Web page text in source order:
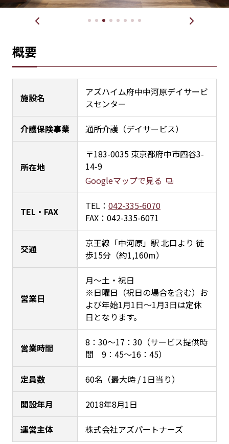
概要
施設名
アズハイム府中中河原デイサービ
スセンター
介護保険事業 通所介護（デイサービス）
所在地
〒183-0035 東京都府中市四谷3-
14-9
Googleマップで見る
TEL・FAX TEL： 042-335-6070
FAX：042-335-6071
交通
京王線「中河原」駅 北口より 徒
歩15分（約1,160m）
営業日
月～土・祝日
※日曜日（祝日の場合を含む）お
よび年始1月1日～1月3日は定休
日となります。
営業時間
8：30～17：30（サービス提供時
間 9：45～16：45）
定員数 60名（最大時 / 1日当り）
開設年月 2018年8月1日
運営主体 株式会社アズパートナーズ